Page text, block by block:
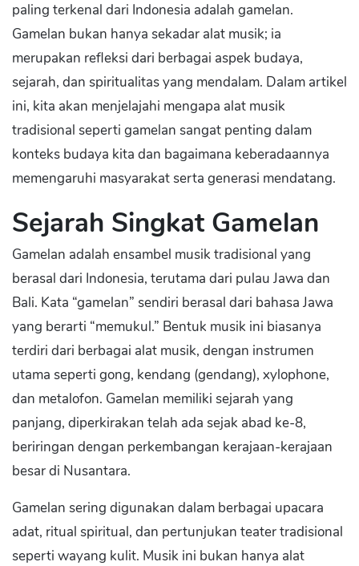
paling terkenal dari Indonesia adalah gamelan.
Gamelan bukan hanya sekadar alat musik; ia
merupakan refleksi dari berbagai aspek budaya,
sejarah, dan spiritualitas yang mendalam. Dalam artikel
ini, kita akan menjelajahi mengapa alat musik
tradisional seperti gamelan sangat penting dalam
konteks budaya kita dan bagaimana keberadaannya
memengaruhi masyarakat serta generasi mendatang.
Sejarah Singkat Gamelan
Gamelan adalah ensambel musik tradisional yang
berasal dari Indonesia, terutama dari pulau Jawa dan
Bali. Kata “gamelan” sendiri berasal dari bahasa Jawa
yang berarti “memukul.” Bentuk musik ini biasanya
terdiri dari berbagai alat musik, dengan instrumen
utama seperti gong, kendang (gendang), xylophone,
dan metalofon. Gamelan memiliki sejarah yang
panjang, diperkirakan telah ada sejak abad ke-8,
beriringan dengan perkembangan kerajaan-kerajaan
besar di Nusantara.
Gamelan sering digunakan dalam berbagai upacara
adat, ritual spiritual, dan pertunjukan teater tradisional
seperti wayang kulit. Musik ini bukan hanya alat